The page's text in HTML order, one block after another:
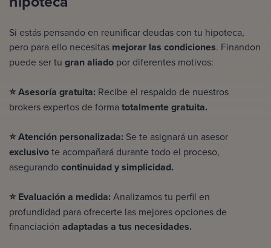
Si estás pensando en reunificar deudas con tu hipoteca,
pero para ello necesitas mejorar las condiciones. Finandon
puede ser tu gran aliado por diferentes motivos:
⭐ Asesoría gratuita: Recibe el respaldo de nuestros
brokers expertos de formatotalmente gratuita.
⭐ Atención personalizada: Se te asignará un asesor
exclusivote acompañará durante todo el proceso,
asegurandocontinuidad y simplicidad.
⭐ Evaluación a medida:Analizamos tu perfil en
profundidad para ofrecerte las mejores opciones de
financiación adaptadas a tus necesidades.